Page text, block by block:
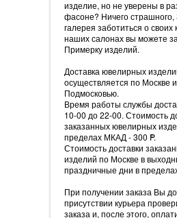
изделие, но не уверены в
фасоне? Ничего страшного,
галерея заботиться о своих
наших салонах вы можете
Примерку изделий.
Доставка ювелирных
осуществляется по Москве
Подмосковью.
Время работы службы
10-00 до 22-00. Стоимость
заказанных ювелирных
пределах МКАД - 300 =
P.
Стоимость доставки
изделий по Москве в
праздничные дни в
При получении заказа Вы
присутствии курьера
заказа и, после этого,